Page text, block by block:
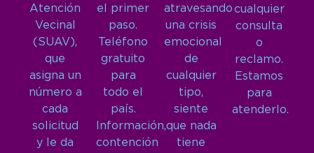
Atención
Vecinal
(SUAV),
que
asigna un
número a
cada
solicitud
y le da
el primer
paso.
Teléfono
gratuito
para
todo el
país.
Información,
contención
atravesando
una crisis
emocional
de
cualquier
tipo,
siente
que nada
tiene
cualquier
consulta
o
reclamo.
Estamos
para
atenderlo.